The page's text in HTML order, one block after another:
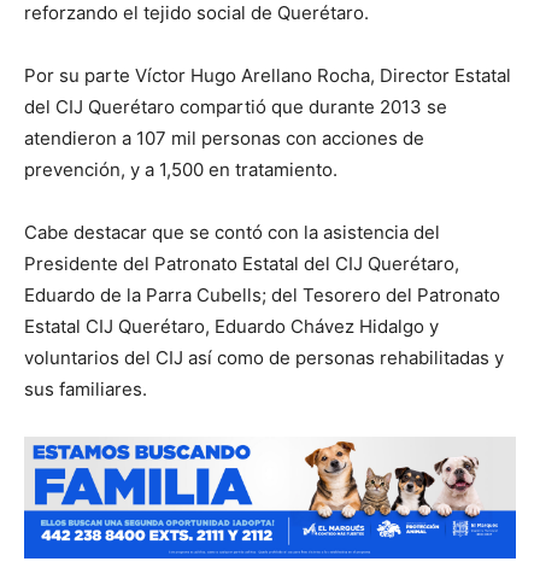
reforzando el tejido social de Querétaro.
Por su parte Víctor Hugo Arellano Rocha, Director Estatal
del CIJ Querétaro compartió que durante 2013 se
atendieron a 107 mil personas con acciones de
prevención, y a 1,500 en tratamiento.
Cabe destacar que se contó con la asistencia del
Presidente del Patronato Estatal del CIJ Querétaro,
Eduardo de la Parra Cubells; del Tesorero del Patronato
Estatal CIJ Querétaro, Eduardo Chávez Hidalgo y
voluntarios del CIJ así como de personas rehabilitadas y
sus familiares.